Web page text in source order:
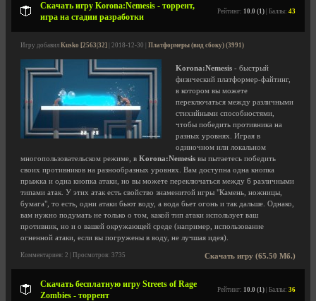
Скачать игру Korona:Nemesis - торрент,
игра на стадии разработки
Рейтинг: 10.0 (1) | Баллы: 43
Игру добавил Kusko [2563|32] | 2018-12-30 | Платформеры (вид сбоку) (3991)
Korona:Nemesis - быстрый
физический платформер-файтинг,
в котором вы можете
переключаться между различными
стихийными способностями,
чтобы победить противника на
разных уровнях. Играя в
одиночном или локальном
многопользовательском режиме, в Korona:Nemesis вы пытаетесь победить
своих противников на разнообразных уровнях. Вам доступна одна кнопка
прыжка и одна кнопка атаки, но вы можете переключаться между 6 различными
типами атак. У этих атак есть свойство знаменитой игры "Камень, ножницы,
бумага", то есть, одни атаки бьют воду, а вода бьет огонь и так дальше. Однако,
вам нужно подумать не только о том, какой тип атаки использует ваш
противник, но и о вашей окружающей среде (например, использование
огненной атаки, если вы погружены в воду, не лучшая идея).
Скачать игру (65.50 Мб.)
Комментариев: 2 | Просмотров: 3735
Скачать бесплатную игру Streets of Rage
Zombies - торрент
Рейтинг: 10.0 (1) | Баллы: 36